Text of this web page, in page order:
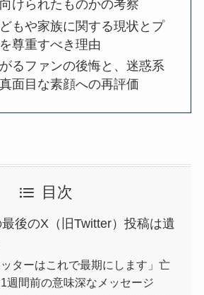
けられたものかの考察
もや家族に関する現状とプ
尊重すべき理由
るファンの後悔と、迷惑系
面目な素顔への再評価
目次
後のX（旧Twitter）投稿は遺
ッターはこれで最期にします」亡
1週間前の意味深なメッセージ